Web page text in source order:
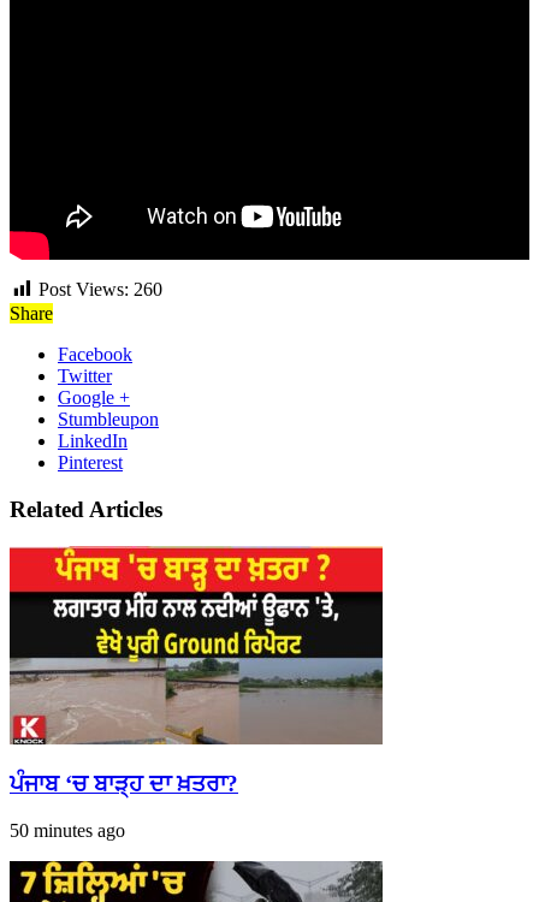
Post Views: 260
Share
Facebook
Twitter
Google +
Stumbleupon
LinkedIn
Pinterest
Related Articles
ਪੰਜਾਬ ‘ਚ ਬਾੜ੍ਹ ਦਾ ਖ਼ਤਰਾ?
50 minutes ago